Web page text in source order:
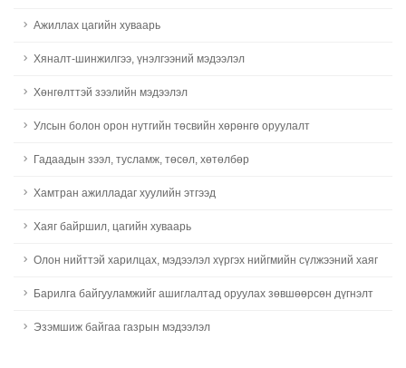
Ажиллах цагийн хуваарь
Хяналт-шинжилгээ, үнэлгээний мэдээлэл
Хөнгөлттэй зээлийн мэдээлэл
Улсын болон орон нутгийн төсвийн хөрөнгө оруулалт
Гадаадын зээл, тусламж, төсөл, хөтөлбөр
Хамтран ажилладаг хуулийн этгээд
Хаяг байршил, цагийн хуваарь
Олон нийттэй харилцах, мэдээлэл хүргэх нийгмийн сүлжээний хаяг
Барилга байгууламжийг ашиглалтад оруулах зөвшөөрсөн дүгнэлт
Эзэмшиж байгаа газрын мэдээлэл